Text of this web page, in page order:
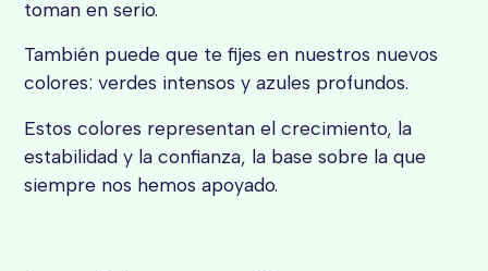
toman en serio.
También puede que te fijes en nuestros nuevos
colores: verdes intensos y azules profundos.
Estos colores representan el crecimiento, la
estabilidad y la confianza, la base sobre la que
siempre nos hemos apoyado.